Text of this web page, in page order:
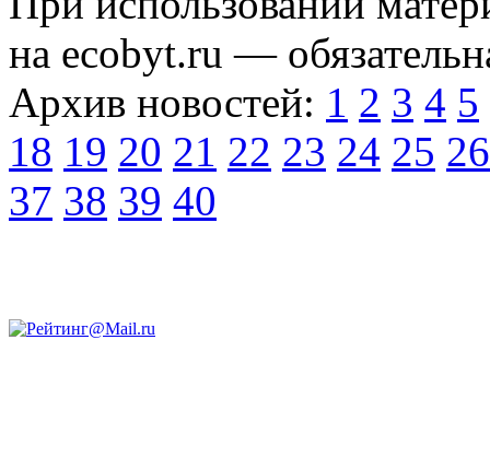
на ecobyt.ru —
Архив новостей: 1 2 3 4 5
18 19 20 21 22 23 24 25 26
37 38 39 40